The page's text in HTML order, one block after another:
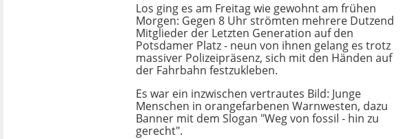
Los ging es am Freitag wie gewohnt am frühen
Morgen: Gegen 8 Uhr strömten mehrere Dutzend
Mitglieder der Letzten Generation auf den
Potsdamer Platz - neun von ihnen gelang es trotz
massiver Polizeipräsenz, sich mit den Händen auf
der Fahrbahn festzukleben.
Es war ein inzwischen vertrautes Bild: Junge
Menschen in orangefarbenen Warnwesten, dazu
Banner mit dem Slogan "Weg von fossil - hin zu
gerecht".